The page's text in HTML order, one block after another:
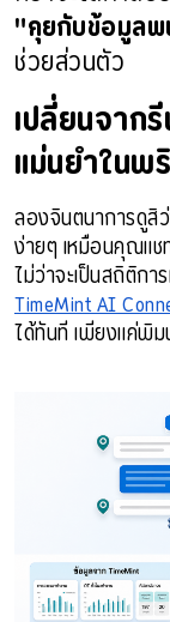
"คุยกับข้อมูล
ช่วยส่วนตัว
เปลี่ยนจาก
แม่นยำในพ
ลองจินตนาการดู
ง่ายๆ เหมือนคุณแ
TimeMint AI
ได้ทันที เพียงแค่พิ